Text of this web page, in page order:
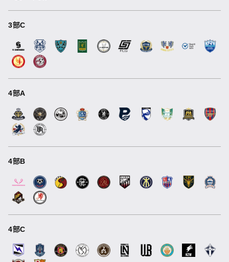
3部C
4部A
4部B
4部C